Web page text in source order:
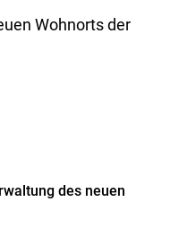
Wohnorts der
des neuen